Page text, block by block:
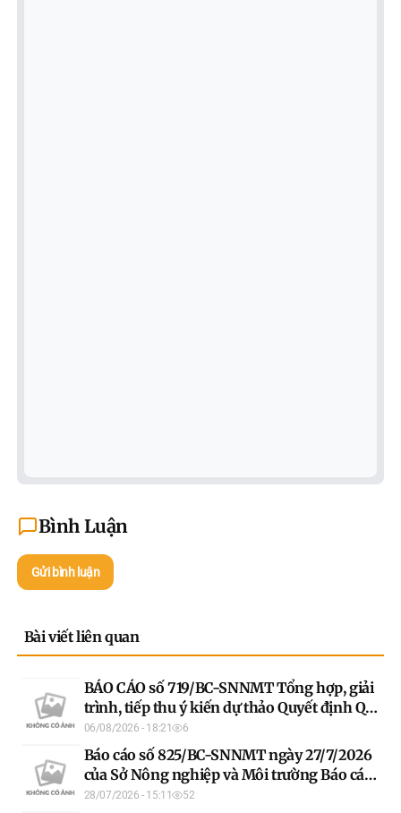
Bình Luận
Gửi bình luận
Bài viết liên quan
BÁO CÁO số 719/BC-SNNMT Tổng hợp, giải
trình, tiếp thu ý kiến dự thảo Quyết định Quy
định hệ số điều chỉnh giá đất năm 2026 trên
địa bàn tỉnh Tuyên Quang theo Hội đồng
thẩm định bảng giá đất, hệ số điều chỉnh giá
đất tỉnh Tuyên Quang
06/08/2026 - 18:21 6
Báo cáo số 825/BC-SNNMT ngày 27/7/2026
của Sở Nông nghiệp và Môi trường Báo cáo
tiếp thu, giải trình ý kiến thẩm định dự thảo
28/07/2026 - 15:11 52